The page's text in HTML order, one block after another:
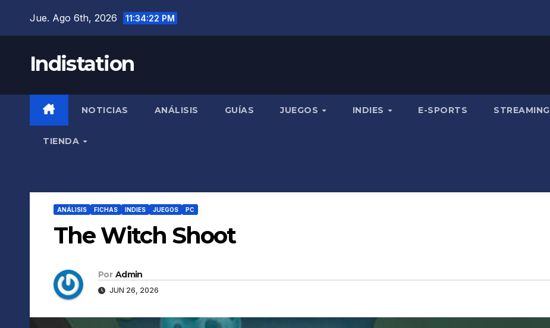
Jue. Ago 6th, 2026 11:34:23 PM
Indistation
NOTICIAS ANÁLISIS GUÍAS JUEGOS INDIES E-SPORTS STREAMING
TIENDA
ANÁLISIS FICHAS INDIES JUEGOS PC
The Witch Shoot
Por Admin
JUN 26, 2026